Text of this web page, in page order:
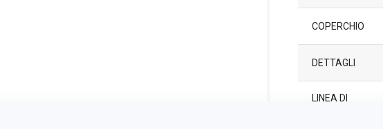
COPERCHIO
DETTAGLI
LINEA DI